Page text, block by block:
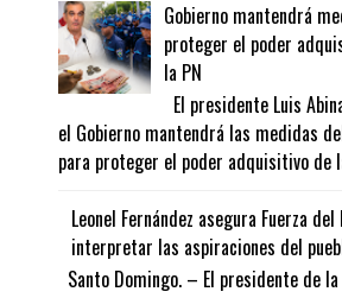
Gobierno mantendrá
proteger el poder
la PN
El presidente Luis
el Gobierno mantendrá las medidas
para proteger el poder adquisitivo de
Leonel Fernández asegura Fuerza
interpretar las aspiraciones del
Santo Domingo. – El presidente de